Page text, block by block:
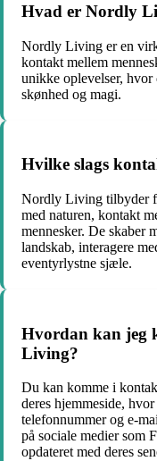
Hvad er Nordly
Nordly Living er en
kontakt mellem
unikke oplevelser,
skønhed og magi.
Hvilke slags
Nordly Living tilbyder
med naturen, kontakt
mennesker. De skaber
landskab, interagere
eventyrlystne sjæle.
Hvordan kan jeg
Living?
Du kan komme i
deres hjemmeside,
telefonnummer og e-
på sociale medier som
opdateret med deres